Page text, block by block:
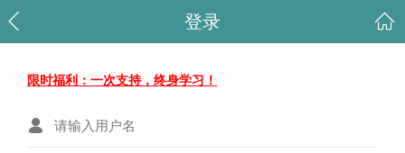
登录
限时福利：一次支持，终身学习！